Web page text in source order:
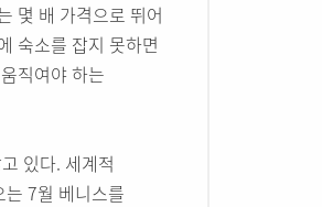
몇 배 가격으로 뛰어
숙소를 잡지 못하면
직여야 하는
있다. 세계적
7월 베니스를